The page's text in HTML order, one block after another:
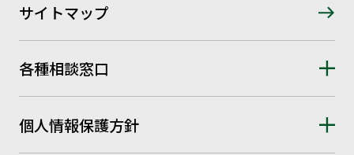
サイトマップ
各種相談窓口
個人情報保護方針